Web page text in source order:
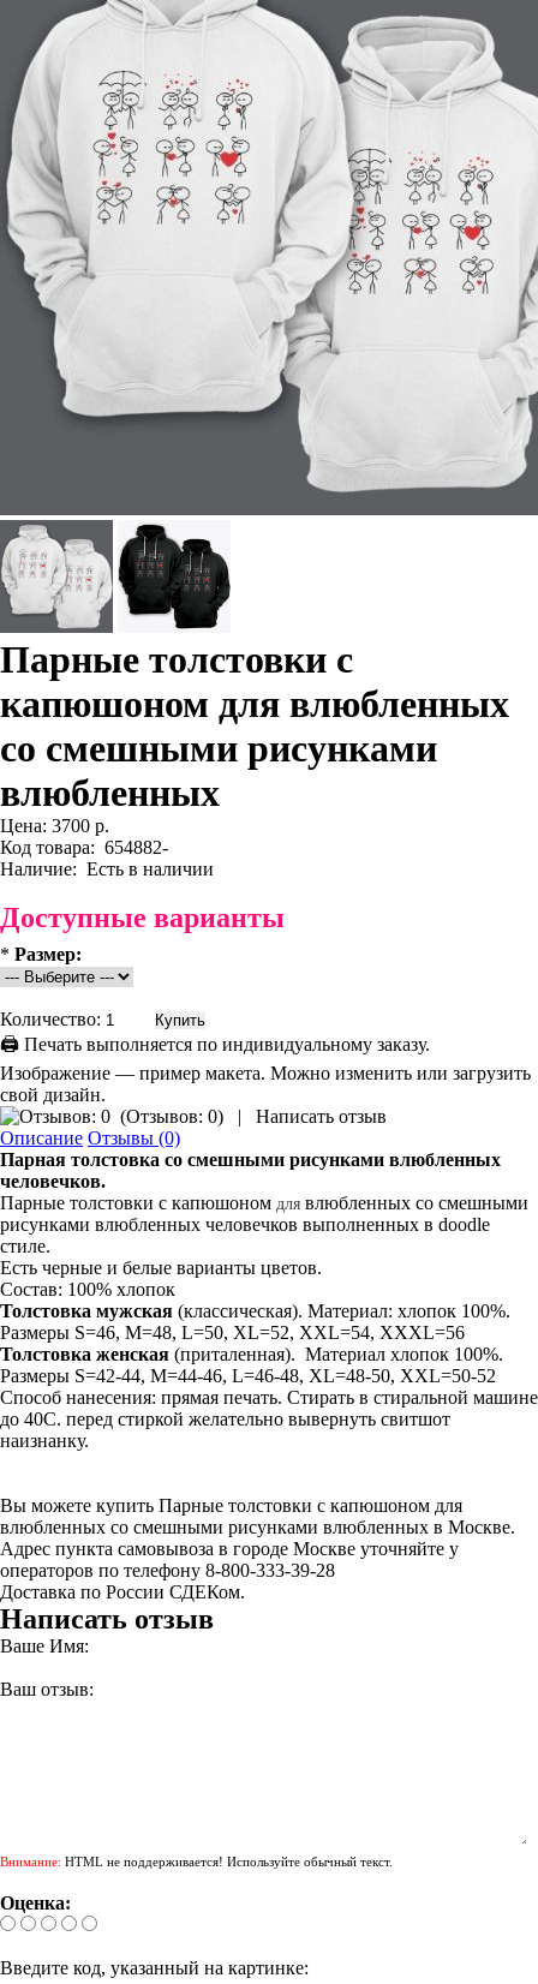
Парные толстовки с
капюшоном для влюбленных
со смешными рисунками
влюбленных
Цена: 3700 р.
Код товара: 654882-
Наличие: Есть в наличии
Доступные варианты
* Размер:
Количество:
🖨 Печать выполняется по индивидуальному заказу.
Изображение — пример макета. Можно изменить или загрузить
свой дизайн.
(Отзывов: 0) |
Написать отзыв
Описание Отзывы (0)
Парная толстовка со смешными рисунками влюбленных
человечков.
Парные толстовки с капюшоном для влюбленных со смешными
рисунками влюбленных человечков выполненных в doodle
стиле.
Есть черные и белые варианты цветов.
Состав: 100% хлопок
Толстовка мужская (классическая). Материал: хлопок 100%.
Размеры S=46, M=48, L=50, XL=52, XXL=54, XXXL=56
Толстовка женская (приталенная). Материал хлопок 100%.
Размеры S=42-44, M=44-46, L=46-48, XL=48-50, XXL=50-52
Способ нанесения: прямая печать. Стирать в стиральной машине
до 40С. перед стиркой желательно вывернуть свитшот
наизнанку.
Вы можете купить Парные толстовки с капюшоном для
влюбленных со смешными рисунками влюбленных в Москве.
Адрес пункта самовывоза в городе Москве уточняйте у
операторов по телефону 8-800-333-39-28
Доставка по России СДЕКом.
Написать отзыв
Ваше Имя:
Ваш отзыв:
Внимание: HTML не поддерживается! Используйте обычный текст.
Оценка:
Введите код, указанный на картинке: